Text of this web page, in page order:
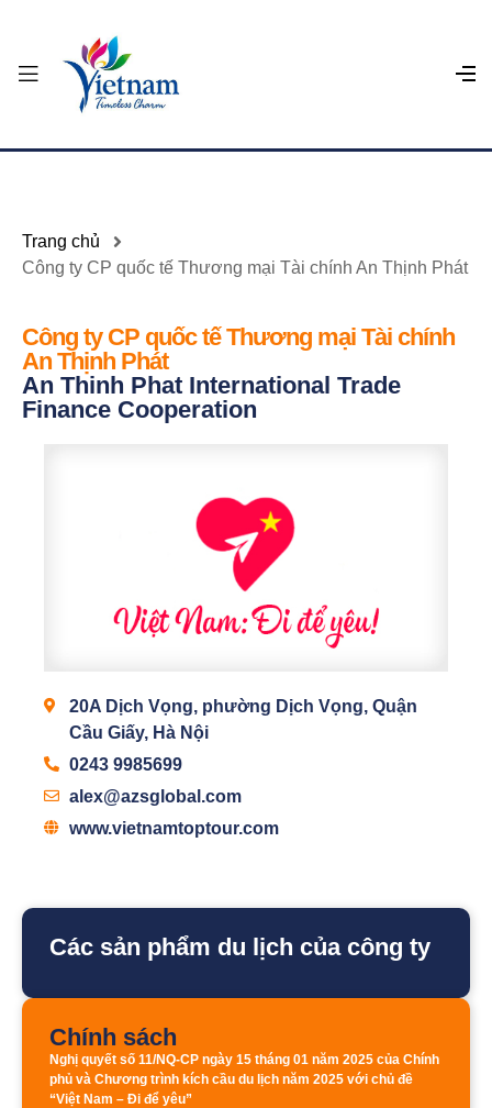
Trang chủ
Công ty CP quốc tế Thương mại Tài chính An Thịnh Phát
Công ty CP quốc tế Thương mại Tài chính
An Thịnh Phát
An Thinh Phat International Trade
Finance Cooperation
20A Dịch Vọng, phường Dịch Vọng, Quận
Cầu Giấy, Hà Nội
0243 9985699
alex@azsglobal.com
www.vietnamtoptour.com
Các sản phẩm du lịch của công ty
Chính sách
Nghị quyết số 11/NQ-CP ngày 15 tháng 01 năm 2025 của Chính
phủ và Chương trình kích cầu du lịch năm 2025 với chủ đề
“Việt Nam – Đi để yêu”